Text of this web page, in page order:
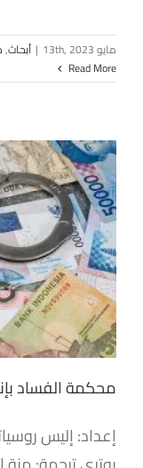
مايو 13th, 2023 | أبحاث,
Read More
محكمة الفساد
إعداد: إليس